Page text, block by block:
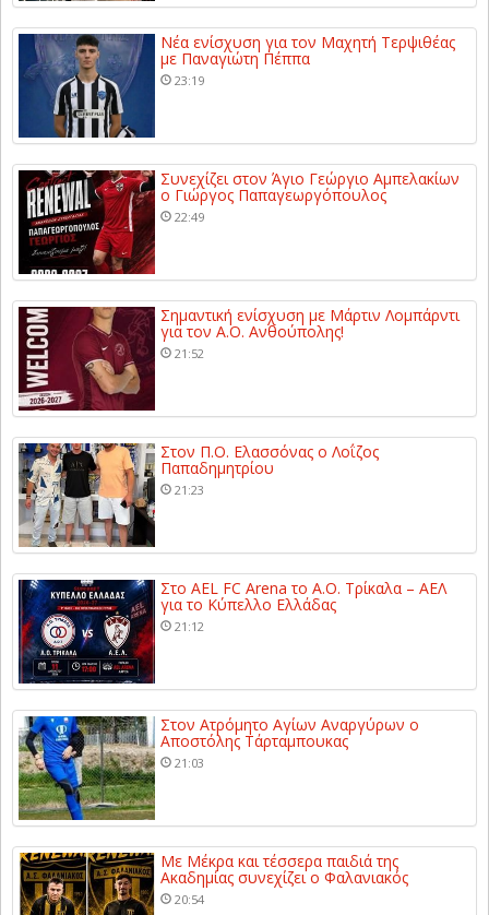
Νέα ενίσχυση για τον Μαχητή Τερψιθέας
με Παναγιώτη Πέππα
23:19
Συνεχίζει στον Άγιο Γεώργιο Αμπελακίων
ο Γιώργος Παπαγεωργόπουλος
22:49
Σημαντική ενίσχυση με Μάρτιν Λομπάρντι
για τον Α.Ο. Ανθούπολης!
21:52
Στον Π.Ο. Ελασσόνας ο Λοΐζος
Παπαδημητρίου
21:23
Στο AEL FC Arena το Α.Ο. Τρίκαλα – ΑΕΛ
για το Κύπελλο Ελλάδας
21:12
Στον Ατρόμητο Αγίων Αναργύρων ο
Αποστόλης Τάρταμπουκας
21:03
Με Μέκρα και τέσσερα παιδιά της
Ακαδημίας συνεχίζει ο Φαλανιακός
20:54